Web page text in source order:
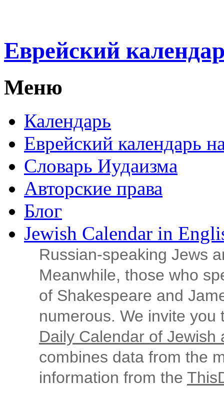
Еврейский
Меню
Календарь
Еврейский календарь
Словарь Иудаизма
Авторские права
Блог
Jewish Calendar in
Russian‑speaking Jews
Meanwhile, those who
of Shakespeare and
numerous. We invite
Daily Calendar of Jewish
combines data from the
information from the